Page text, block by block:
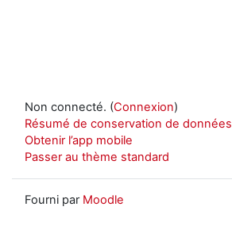
Non connecté. (Connexion)
Résumé de conservation de données
Obtenir l’app mobile
Passer au thème standard
Fourni par Moodle